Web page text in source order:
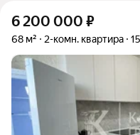
6 200 000 ₽
68 м² 2-комн. квартира